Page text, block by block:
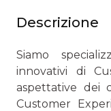
Descrizione
Siamo
innovativi di
aspettative dei
Customer